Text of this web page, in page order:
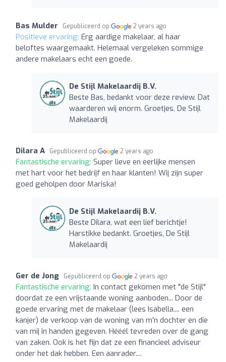
Bas Mulder Gepubliceerd op 2 years ago
Positieve ervaring: Erg aardige makelaar, al haar
beloftes waargemaakt. Helemaal vergeleken sommige
andere makelaars echt een goede.
De Stijl Makelaardij B.V.
Beste Bas, bedankt voor deze review. Dat
waarderen wij enorm. Groetjes, De Stijl
Makelaardij
Dilara A Gepubliceerd op 2 years ago
Fantastische ervaring: Super lieve en eerlijke mensen
met hart voor het bedrijf en haar klanten! Wij zijn super
goed geholpen door Mariska!
De Stijl Makelaardij B.V.
Beste Dilara, wat een lief berichtje!
Harstikke bedankt. Groetjes, De Stijl
Makelaardij
Ger de Jong Gepubliceerd op 2 years ago
Fantastische ervaring: In contact gekomen met "de Stijl"
doordat ze een vrijstaande woning aanboden... Door de
goede ervaring met de makelaar (lees Isabella.... een
kanjer) de verkoop van de woning van m'n dochter en die
van mij in handen gegeven. Hééél tevreden over de gang
van zaken. Ook is het fijn dat ze een financieel adviseur
onder het dak hebben. Een aanrader....